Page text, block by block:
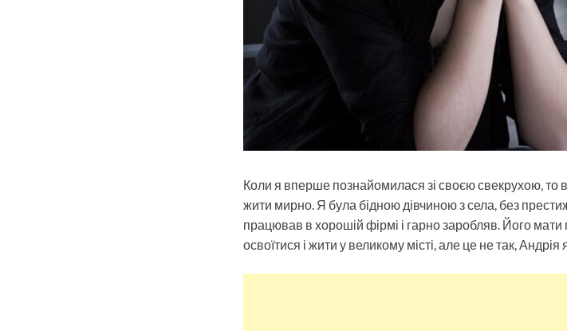
Коли я вперше познайомилася зі своєю свекрухою,
жити мирно. Я була бідною дівчиною з села, без
працював в хорошій фірмі і гарно заробляв. Його
освоїтися і жити у великому місті, але це не так,